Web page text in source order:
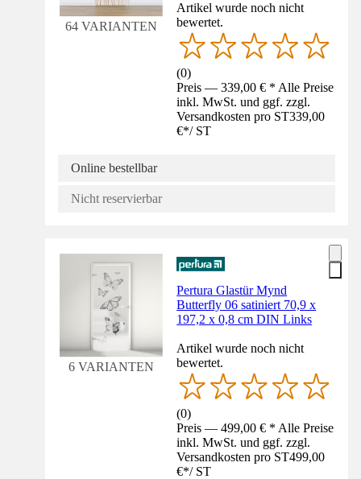
64 VARIANTEN
Artikel wurde noch nicht
bewertet.
(0)
Preis — 339,00 € * Alle Preise
inkl. MwSt. und ggf. zzgl.
Versandkosten pro ST339,00
€*/ ST
Online bestellbar
Nicht reservierbar
6 VARIANTEN
Pertura Glastür Mynd
Butterfly 06 satiniert 70,9 x
197,2 x 0,8 cm DIN Links
Artikel wurde noch nicht
bewertet.
(0)
Preis — 499,00 € * Alle Preise
inkl. MwSt. und ggf. zzgl.
Versandkosten pro ST499,00
€*/ ST